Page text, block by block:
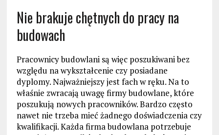
Nie brakuje chętnych do pracy na
budowach
Pracownicy budowlani są więc poszukiwani bez
względu na wykształcenie czy posiadane
dyplomy. Najważniejszy jest fach w ręku. Na to
właśnie zwracają uwagę firmy budowlane, które
poszukują nowych pracowników. Bardzo często
nawet nie trzeba mieć żadnego doświadczenia czy
kwalifikacji. Każda firma budowlana potrzebuje